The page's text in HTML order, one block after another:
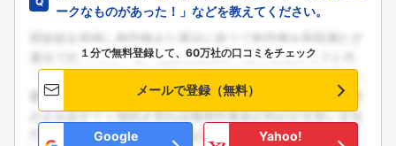
ークなものがあった！」などを教えてください。
１分で無料登録して、60万社の口コミをチェック
メールで登録（無料）
Google
Yahoo!